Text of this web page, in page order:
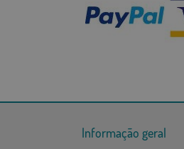
Informação geral